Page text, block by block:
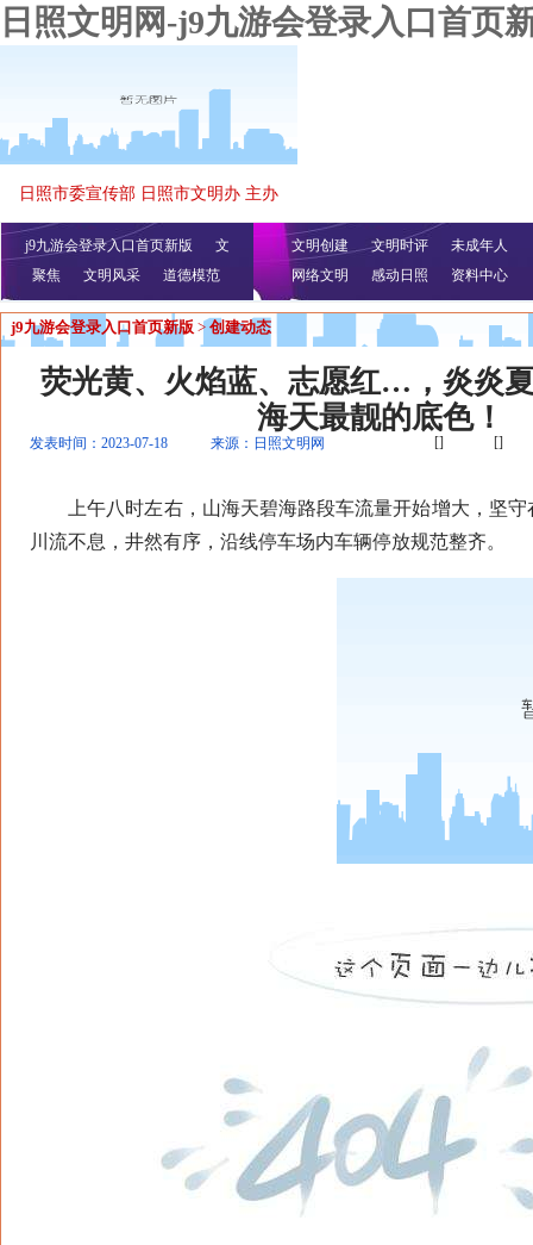
日照文明网-j9九游会登录入口首页
日照市委宣传部 日照市文明办 主办
j9九游会登录入口首页新版
文
明播报
公益视频
聚焦 文明风采 道德模范
文明创建 文明时评
未成年人
网络文明
感动日照 资料中心
j9九游会登录入口首页新版 > 创建动态
荧光黄、火焰蓝、志愿红…，炎炎
海天最靓的底色！
发表时间：2023-07-18 来源：日照文明网 [] []
上午八时左右，山海天碧海路段车流量开始增大，坚守
川流不息，井然有序，沿线停车场内车辆停放规范整齐。